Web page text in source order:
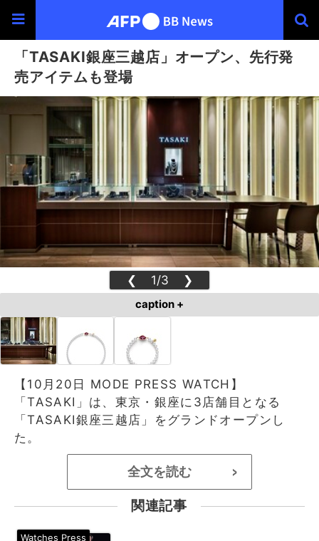
「TASAKI銀座三越店」オープン、先行発
売アイテムも登場
❮ 1/3 ❯
caption +
【10月20日 MODE PRESS WATCH】
「TASAKI」は、東京・銀座に3店舗目となる
「TASAKI銀座三越店」をグランドオープンし
た。
全文を読む >
関連記事